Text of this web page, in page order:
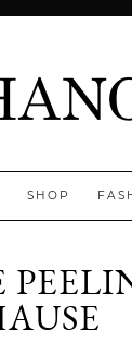
SHOP